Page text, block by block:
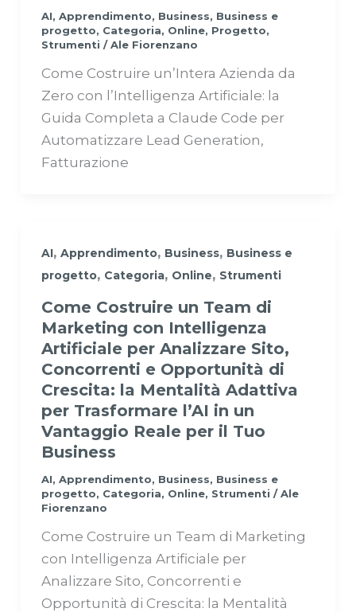
AI, Apprendimento, Business, Business e
progetto, Categoria, Online, Progetto,
Strumenti /Ale Fiorenzano
Come Costruire un’Intera Azienda da
Zero con l’Intelligenza Artificiale: la
Guida Completa a Claude Code per
Automatizzare Lead Generation,
Fatturazione
AI, Apprendimento, Business, Business e
progetto, Categoria, Online, Strumenti
Come Costruire un Team di
Marketing con Intelligenza
Artificiale per Analizzare Sito,
Concorrenti e Opportunità di
Crescita: la Mentalità Adattiva
per Trasformare l’AI in un
Vantaggio Reale per il Tuo
Business
AI, Apprendimento, Business, Business e
progetto, Categoria, Online, Strumenti /Ale
Fiorenzano
Come Costruire un Team di Marketing
con Intelligenza Artificiale per
Analizzare Sito, Concorrenti e
Opportunità di Crescita: la Mentalità